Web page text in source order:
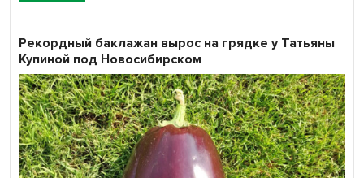
Рекордный баклажан вырос на грядке у Татьяны
Купиной под Новосибирском